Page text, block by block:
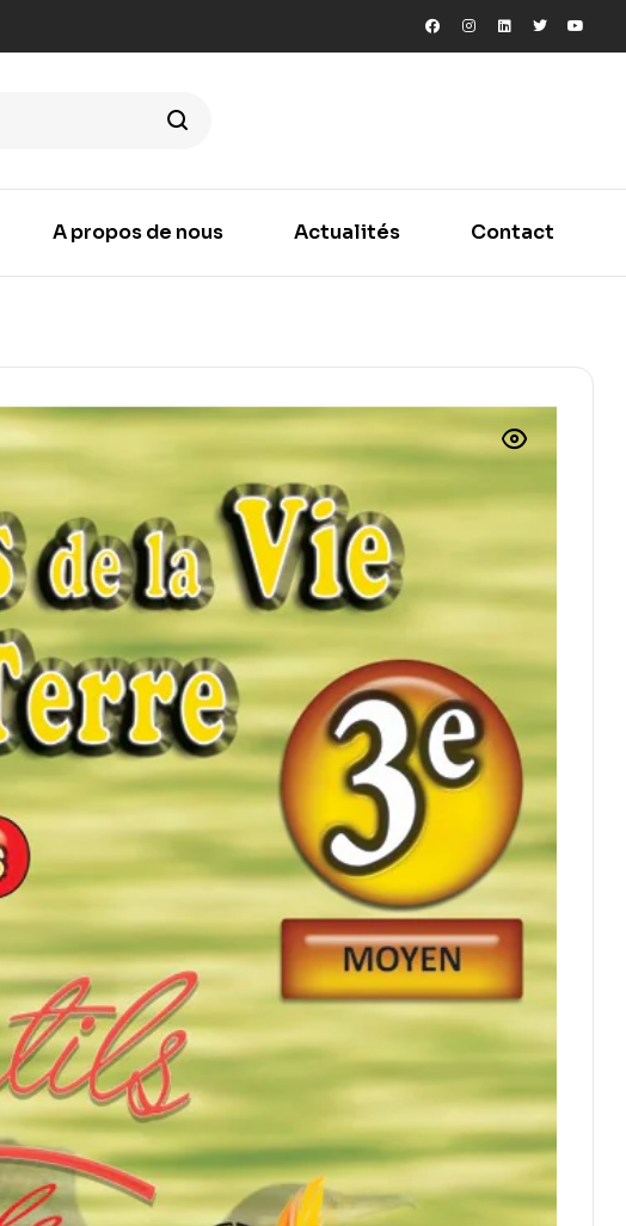
A propos de nous Actualités Contact